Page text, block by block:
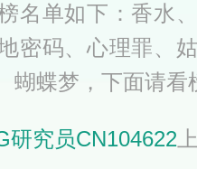
名单如下：香水
密码、心理罪、
蝴蝶梦，下面请看
研究员CN104622